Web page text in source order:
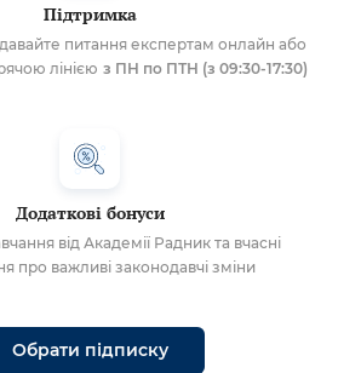
Підтримка
питання експертам онлайн або
лінією з ПН по ПТН (з 09:30-17:30)
Додаткові бонуси
від Академії Радник та вчасні
про важливі законодавчі зміни
Обрати підписку